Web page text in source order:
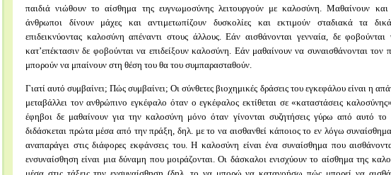
παιδιά νιώθουν το αίσθημα της ευγνωμοσύνης λειτουργούν με καλοσύνη. Μαθαίνουν
άνθρωποι δίνουν μάχες και αντιμετωπίζουν δυσκολίες και εκτιμούν σταδιακά τα
επιδεικνύοντας καλοσύνη απέναντι στους άλλους. Εάν αισθάνονται γενναία, δε
κατ’επέκτασιν δε φοβούνται να επιδείξουν καλοσύνη. Εάν μαθαίνουν να συναισθάνονται τον
μπορούν να μπαίνουν στη θέση του θα του συμπαρασταθούν.
Γιατί αυτό συμβαίνει; Πώς συμβαίνει; Oι σύνθετες βιοχημικές δράσεις του εγκεφάλου είναι η
μεταβάλλει τον ανθρώπινο εγκέφαλο όταν ο εγκέφαλος εκτίθεται σε «καταστάσεις
έφηβοι δε μαθαίνουν για την καλοσύνη μόνο όταν γίνονται συζητήσεις γύρω από αυτό
διδάσκεται πρώτα μέσα από την πράξη, δηλ. με το να αισθανθεί κάποιος το εν λόγω
αναπαράγει στις διάφορες εκφάνσεις του. Η καλοσύνη είναι ένα συναίσθημα που
ενσυναίσθηση είναι μια δύναμη που μοιράζονται. Οι δάσκαλοι ενισχύουν το αίσθημα της